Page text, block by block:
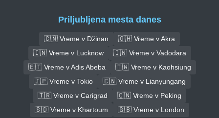
Priljubljena mesta danes
🇨🇳 Vreme v Džinan
🇬🇭 Vreme v Akra
🇮🇳 Vreme v Lucknow
🇮🇳 Vreme v Vadodara
🇪🇹 Vreme v Adis Abeba
🇹🇼 Vreme v Kaohsiung
🇯🇵 Vreme v Tokio
🇨🇳 Vreme v Lianyungang
🇹🇷 Vreme v Carigrad
🇨🇳 Vreme v Peking
🇸🇩 Vreme v Khartoum
🇬🇧 Vreme v London